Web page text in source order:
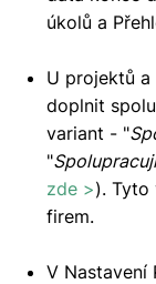
úkolů a
U projektů
doplnit
variant - "
"
zde >). Tyto
firem.
V Nastavení